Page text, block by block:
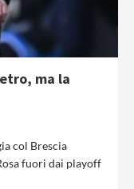
ma la
col Brescia
fuori dai playoff